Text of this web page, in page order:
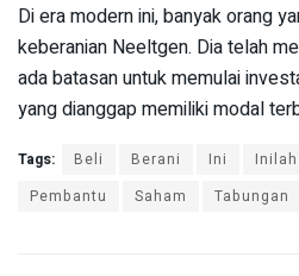
Di era modern ini, banyak orang
keberanian Neeltgen. Dia telah
ada batasan untuk memulai
yang dianggap memiliki modal
Tags: Beli Berani Ini Inilah
Pembantu
Saham Tabungan